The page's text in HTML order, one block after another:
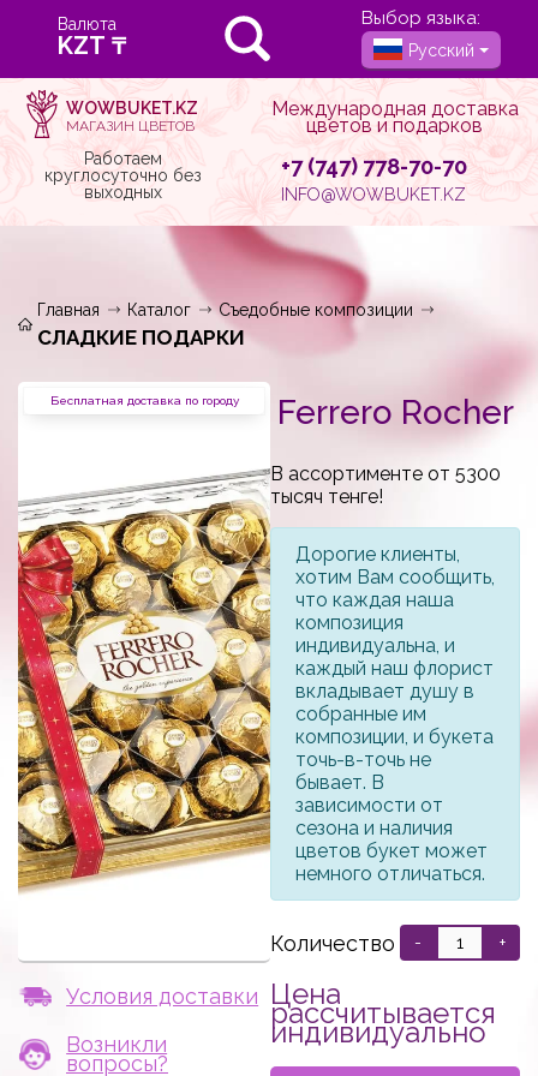
Валюта Выбор языка:
Русский
WOWBUKET.KZ
МАГАЗИН ЦВЕТОВ
Международная доставка
цветов и подарков
Работаем
круглосуточно без
выходных
+7 (747) 778-70-70
INFO@WOWBUKET.KZ
Главная Каталог Съедобные композиции
СЛАДКИЕ ПОДАРКИ
Бесплатная доставка по городу
Условия доставки
Возникли
вопросы?
Ferrero Rocher
В ассортименте от 5300
тысяч тенге!
Дорогие клиенты,
хотим Вам сообщить,
что каждая наша
композиция
индивидуальна, и
каждый наш флорист
вкладывает душу в
собранные им
композиции, и букета
точь-в-точь не
бывает. В
зависимости от
сезона и наличия
цветов букет может
немного отличаться.
Количество - +
Цена
рассчитывается
индивидуально